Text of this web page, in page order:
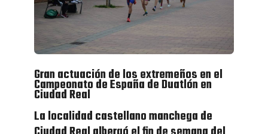
Gran actuación de los extremeños en el
Campeonato de España de Duatlón en
Ciudad Real
La localidad castellano manchega de